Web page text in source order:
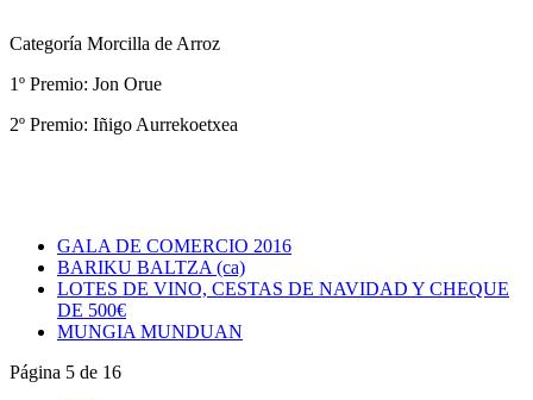
Categoría Morcilla de Arroz
1º Premio: Jon Orue
2º Premio: Iñigo Aurrekoetxea
GALA DE COMERCIO 2016
BARIKU BALTZA (ca)
LOTES DE VINO, CESTAS DE NAVIDAD Y CHEQUE
DE 500€
MUNGIA MUNDUAN
Página 5 de 16